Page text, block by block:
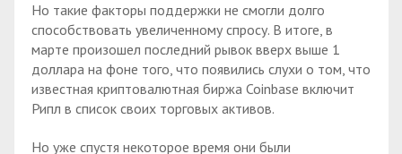
Но такие факторы поддержки не смогли долго
способствовать увеличенному спросу. В итоге, в
марте произошел последний рывок вверх выше 1
доллара на фоне того, что появились слухи о том, что
известная криптовалютная биржа Coinbase включит
Рипл в список своих торговых активов.
Но уже спустя некоторое время они были